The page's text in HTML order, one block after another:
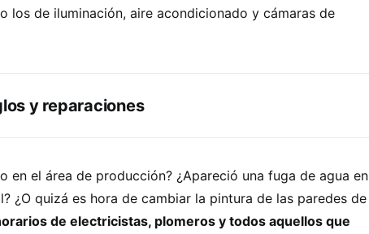
los de iluminación, aire acondicionado y cámaras de
y reparaciones
en el área de producción? ¿Apareció una fuga de agua en
¿O quizá es hora de cambiar la pintura de las paredes de
de electricistas, plomeros y todos aquellos que